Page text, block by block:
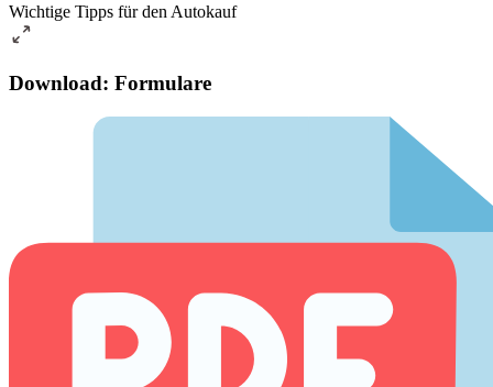
Wichtige Tipps für den Autokauf
Download: Formulare